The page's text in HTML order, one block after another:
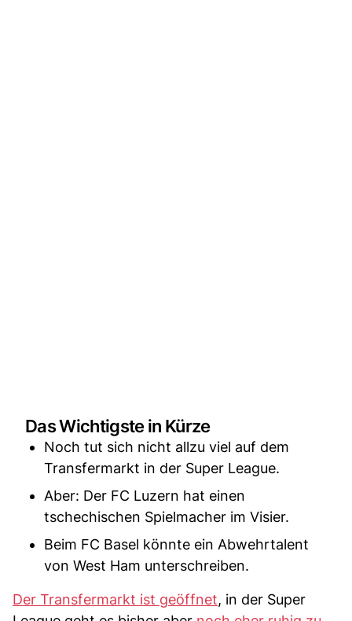
Das Wichtigste in Kürze
Noch tut sich nicht allzu viel auf dem
Transfermarkt in der Super League.
Aber: Der FC Luzern hat einen
tschechischen Spielmacher im Visier.
Beim FC Basel könnte ein Abwehrtalent
von West Ham unterschreiben.
Der Transfermarkt ist geöffnet, in der Super